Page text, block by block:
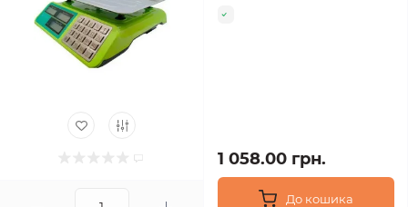
1 058.00 грн.
До кошика